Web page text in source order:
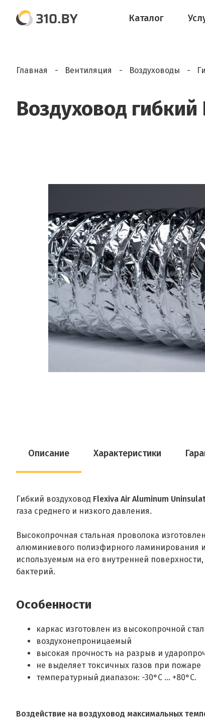
Каталог
Главная Вентиляция Воздуховоды
Воздуховод
Описание Характеристики
Гибкий воздуховод Flexiva Air Aluminum
газа среднего и низкого давления.
Высокопрочная стальная проволока
алюминиевого полиэфирного ламинирования
используемым на его внутренней
бактерий.
Особенности
каркас изготовлен из высокопрочной
воздухонепроницаемый
высокая прочность на разрыв и
не выделяет токсичных газов при пожаре
температурный диапазон: -30°С ... +80°С.
Воздействие на воздуховод максимальных